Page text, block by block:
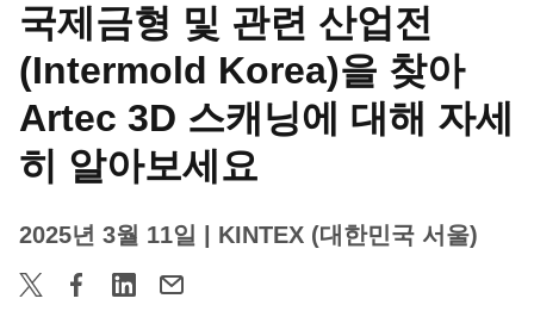
국제금형 및 관련 산업전
(Intermold Korea)을 찾아
Artec 3D 스캐닝에 대해 자세
히 알아보세요
2025년 3월 11일 | KINTEX (대한민국 서울)